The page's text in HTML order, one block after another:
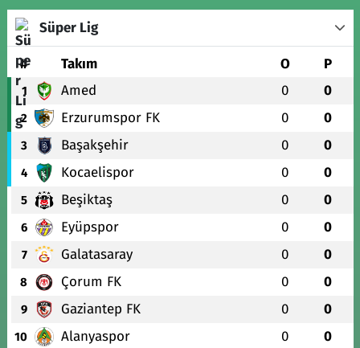
Süper Lig
# Takım O P
1 Amed 0 0
2 Erzurumspor FK 0 0
3 Başakşehir 0 0
4 Kocaelispor 0 0
5 Beşiktaş 0 0
6 Eyüpspor 0 0
7 Galatasaray 0 0
8 Çorum FK 0 0
9 Gaziantep FK 0 0
10 Alanyaspor 0 0